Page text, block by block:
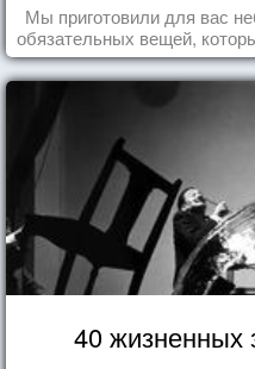
Мы приготовили для вас
обязательных вещей,
40 жизненных